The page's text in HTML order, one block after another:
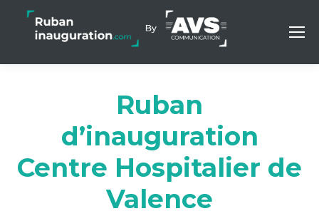
Ruban
d’inauguration
Centre Hospitalier de
Valence